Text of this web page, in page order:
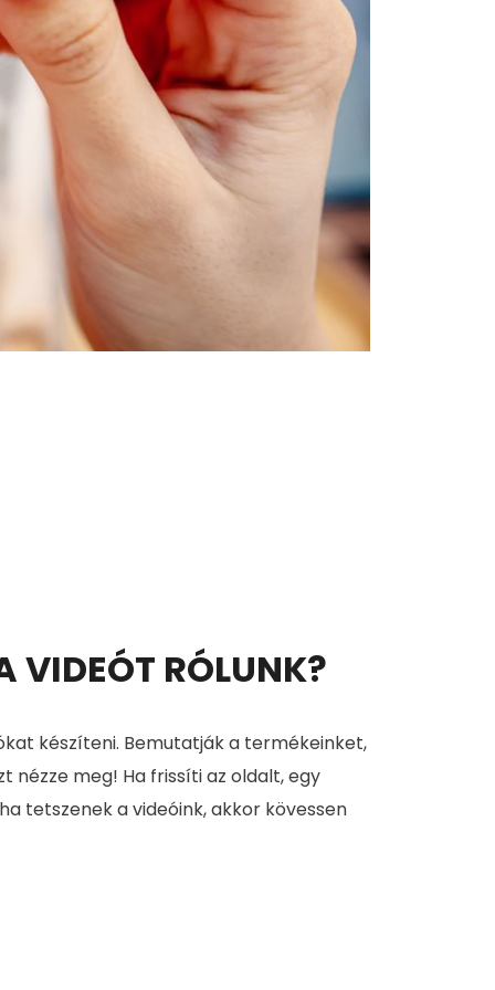
VIDEÓT RÓLUNK?
készíteni. Bemutatják a termékeinket,
nézze meg! Ha frissíti az oldalt, egy
tetszenek a videóink, akkor kövessen